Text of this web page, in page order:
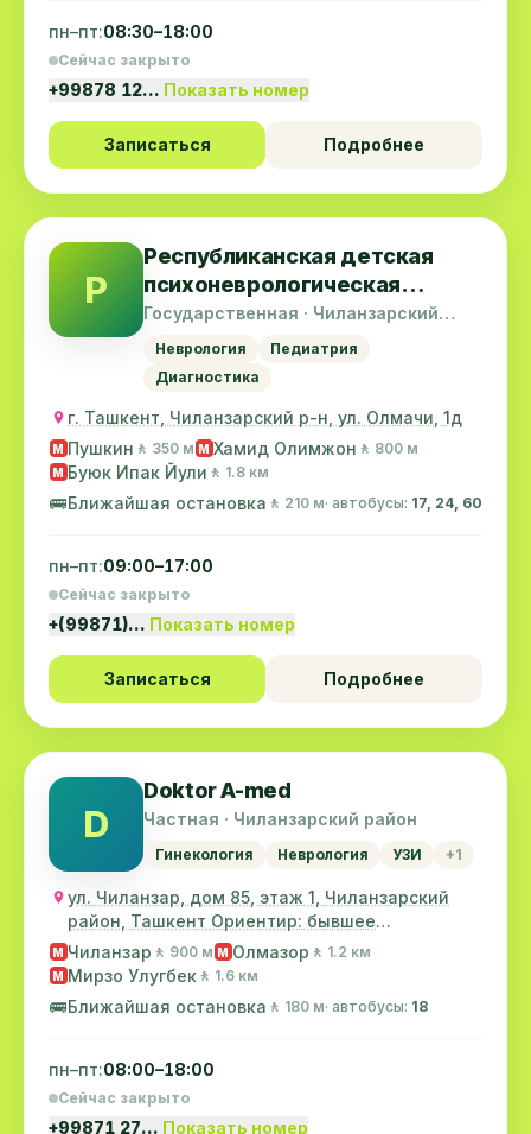
пн–пт:08:30–18:00
Сейчас закрыто
+99878 12… Показать номер
Записаться Подробнее
Р
Республиканская детская
психоневрологическая
больница имени
У.К.Курбанова
Государственная · Чиланзарский
Неврология
Педиатрия
Диагностика
г. Ташкент, Чиланзарский р-н, ул. Олмачи, 1д
M Пушкин 🚶 350 м M Хамид Олимжон 🚶 800 м
M Буюк Ипак Йули 🚶 1.8 км
🚌Ближайшая остановка 🚶 210 м· автобусы: 17, 24, 60
пн–пт:09:00–17:00
Сейчас закрыто
+(99871)… Показать номер
Записаться Подробнее
D
Doktor A-med
Частная · Чиланзарский район
Гинекология Неврология УЗИ +1
ул. Чиланзар, дом 85, этаж 1, Чиланзарский
район, Ташкент Ориентир: бывшее
Американское по...
M Чиланзар 🚶 900 м M Олмазор 🚶 1.2 км
M Мирзо Улугбек 🚶 1.6 км
🚌Ближайшая остановка 🚶 180 м· автобусы: 18
пн–пт:08:00–18:00
Сейчас закрыто
+99871 27… Показать номер